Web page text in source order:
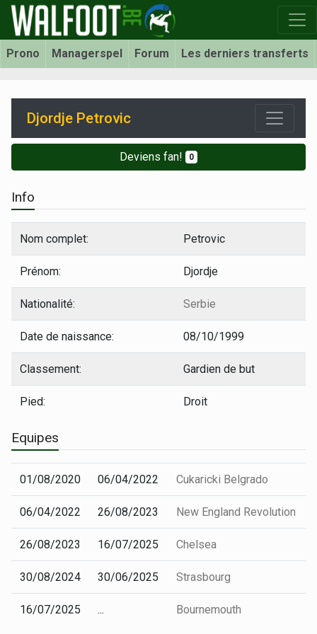
Prono Managerspel Forum Les derniers transferts
Djordje Petrovic
Deviens fan! 0
Info
Nom complet: Petrovic
Prénom: Djordje
Nationalité: Serbie
Date de naissance: 08/10/1999
Classement: Gardien de but
Pied: Droit
Equipes
01/08/2020 06/04/2022 Cukaricki Belgrado
06/04/2022 26/08/2023 New England Revolution
26/08/2023 16/07/2025 Chelsea
30/08/2024 30/06/2025 Strasbourg
16/07/2025 ... Bournemouth